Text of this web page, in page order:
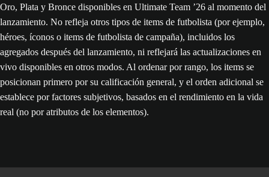
Oro, Plata y Bronce disponibles en Ultimate Team ’26 al momento del
lanzamiento. No refleja otros tipos de items de futbolista (por ejemplo,
héroes, íconos o items de futbolista de campaña), incluidos los
agregados después del lanzamiento, ni reflejará las actualizaciones en
vivo disponibles en otros modos. Al ordenar por rango, los items se
posicionan primero por su calificación general, y el orden adicional se
establece por factores subjetivos, basados en el rendimiento en la vida
real (no por atributos de los elementos).